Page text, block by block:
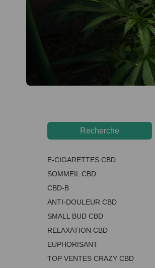
Recherche
pour :
Recherche
E-CIGARETTES CBD
SOMMEIL CBD
CBD-B
ANTI-DOULEUR CBD
SMALL BUD CBD
RELAXATION CBD
EUPHORISANT
TOP VENTES CRAZY CBD